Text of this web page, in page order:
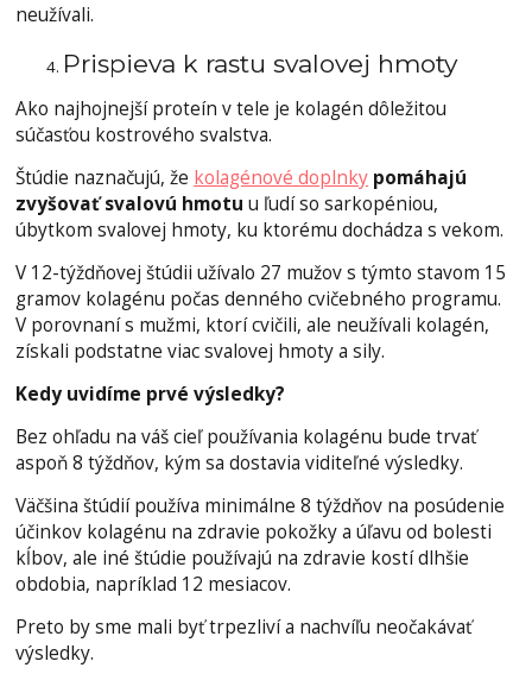
neužívali.
Prispieva k rastu svalovej hmoty
Ako najhojnejší proteín v tele je kolagén dôležitou
súčasťou kostrového svalstva.
Štúdie naznačujú, že kolagénové doplnky pomáhajú
zvyšovať svalovú hmotu u ľudí so sarkopéniou,
úbytkom svalovej hmoty, ku ktorému dochádza s vekom.
V 12-týždňovej štúdii užívalo 27 mužov s týmto stavom 15
gramov kolagénu počas denného cvičebného programu.
V porovnaní s mužmi, ktorí cvičili, ale neužívali kolagén,
získali podstatne viac svalovej hmoty a sily.
Kedy uvidíme prvé výsledky?
Bez ohľadu na váš cieľ používania kolagénu bude trvať
aspoň 8 týždňov, kým sa dostavia viditeľné výsledky.
Väčšina štúdií používa minimálne 8 týždňov na posúdenie
účinkov kolagénu na zdravie pokožky a úľavu od bolesti
kĺbov, ale iné štúdie používajú na zdravie kostí dlhšie
obdobia, napríklad 12 mesiacov.
Preto by sme mali byť trpezliví a nachvíľu neočakávať
výsledky.